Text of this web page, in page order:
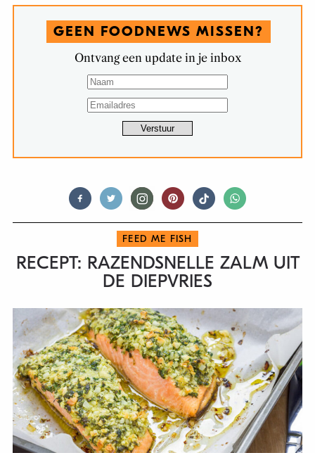
GEEN FOODNEWS MISSEN?
Ontvang een update in je inbox
FEED ME FISH
RECEPT: RAZENDSNELLE ZALM UIT
DE DIEPVRIES